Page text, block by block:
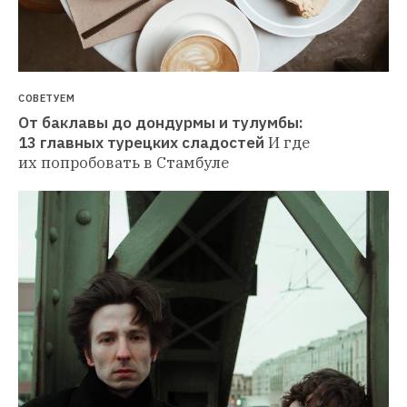
СОВЕТУЕМ
От баклавы до дондурмы и тулумбы:
13 главных турецких сладостей И где
их попробовать в Стамбуле